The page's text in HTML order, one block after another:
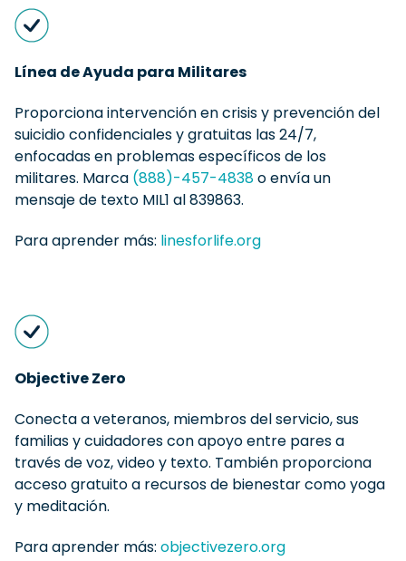
Línea de Ayuda para Militares
Proporciona intervención en crisis y prevención del
suicidio confidenciales y gratuitas las 24/7,
enfocadas en problemas específicos de los
militares. Marca (888)-457-4838o envía un
mensaje de texto MIL1 al 839863.
Para aprender más: linesforlife.org
Objective Zero
Conecta a veteranos, miembros del servicio, sus
familias y cuidadores con apoyo entre pares a
través de voz, video y texto. También proporciona
acceso gratuito a recursos de bienestar como yoga
y meditación.
Para aprender más: objectivezero.org